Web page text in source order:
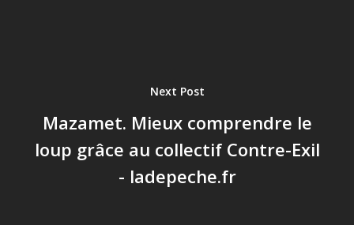
Next Post
Mazamet. Mieux comprendre le
loup grâce au collectif Contre-Exil
- ladepeche.fr